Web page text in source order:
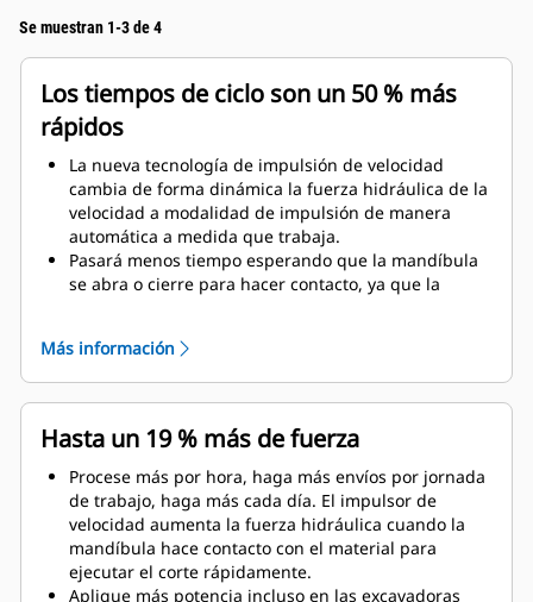
Se muestran 1-3 de 4
Los tiempos de ciclo son un 50 % más
rápidos
La nueva tecnología de impulsión de velocidad
cambia de forma dinámica la fuerza hidráulica de la
velocidad a modalidad de impulsión de manera
automática a medida que trabaja.
Pasará menos tiempo esperando que la mandíbula
se abra o cierre para hacer contacto, ya que la
Se aplica la máxima fuerza de corte o aplastamiento
tan pronto como la mandíbula hace contacto con el
material.
Más información
Hasta un 19 % más de fuerza
Procese más por hora, haga más envíos por jornada
de trabajo, haga más cada día. El impulsor de
velocidad aumenta la fuerza hidráulica cuando la
mandíbula hace contacto con el material para
ejecutar el corte rápidamente.
Aplique más potencia incluso en las excavadoras